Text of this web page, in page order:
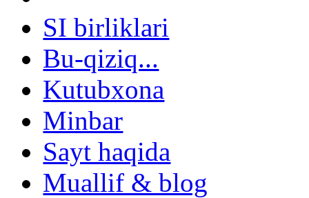
SI birliklari
Bu-qiziq...
Kutubxona
Minbar
Sayt haqida
Muallif & blog